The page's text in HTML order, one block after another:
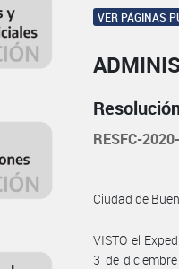
VER PÁGINAS
RESFC-
Ciudad de
VISTO el
3 de